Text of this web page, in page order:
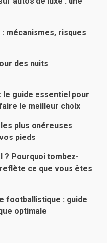
mécanismes, risques
des nuits
le guide essentiel pour
le meilleur choix
plus onéreuses
pieds
? Pourquoi tombez-
ce que vous êtes
footballistique : guide
optimale